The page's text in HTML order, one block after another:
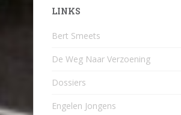
LINKS
Bert Smeets
De Weg Naar Verzoening
Dossiers
Engelen Jongens